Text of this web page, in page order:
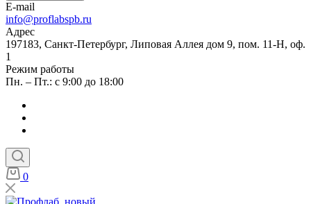
E-mail
info@proflabspb.ru
Адрес
197183, Санкт-Петербург, Липовая Аллея дом 9, пом. 11-Н, оф.
1
Режим работы
Пн. – Пт.: с 9:00 до 18:00
0